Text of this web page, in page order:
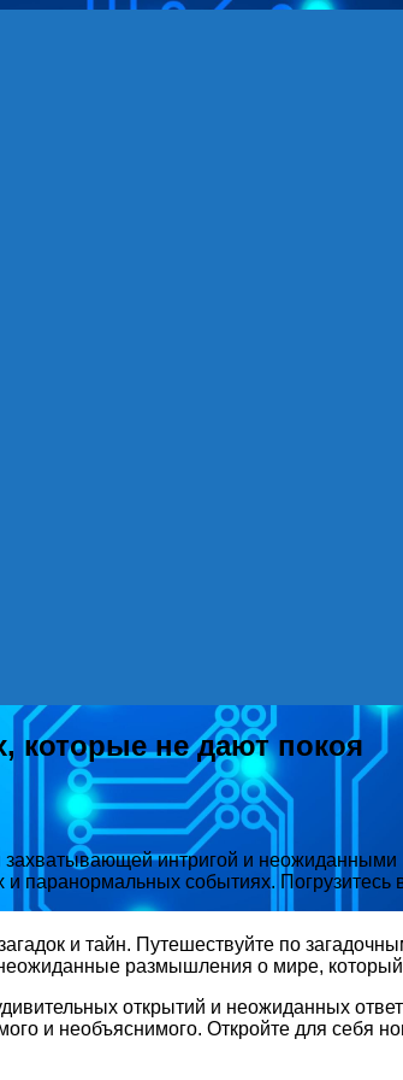
которые не дают покоя
интригой и неожиданными
паранормальных событиях. Погрузитесь
и тайн. Путешествуйте по
размышления о мире,
открытий и неожиданных
и необъяснимого. Откройте для себя